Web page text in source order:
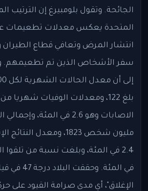
الجائحة. وتقول بلومبيرغ إن الترتيب
المتحدة يعكس معدلات تطعيمات
انتشار المرض وتعافي قطاع الطيران
سفر الأشخاص الذين تم تطعيمهم.
بلغ 122، ومعدلات الوفيات شهريا
الاصابات وهو 2.6 في المئة،
مليون شخص 1823، ومعدل
في المئة.
الإغلاق"، أي مدى صرامة القيود على